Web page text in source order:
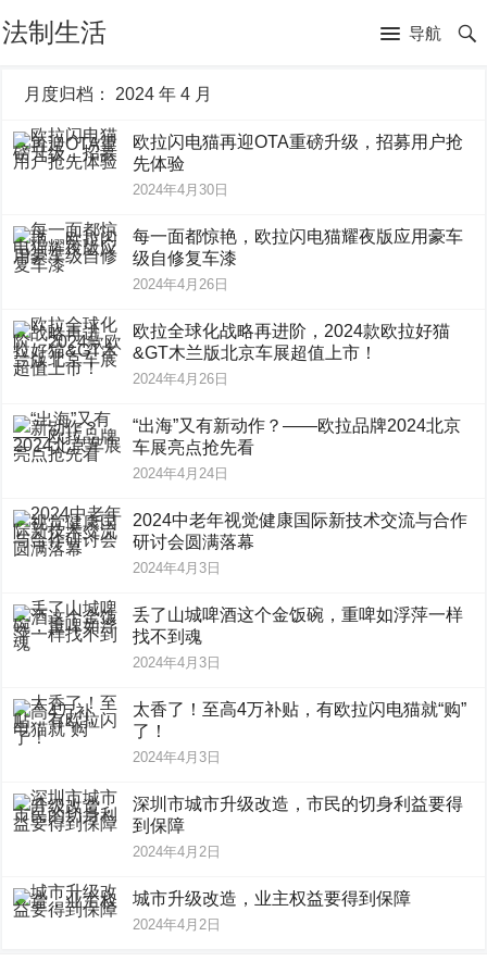
法制生活 导航
月度归档： 2024 年 4 月
欧拉闪电猫再迎OTA重磅升级，招募用户抢
先体验
2024年4月30日
每一面都惊艳，欧拉闪电猫耀夜版应用豪车
级自修复车漆
2024年4月26日
欧拉全球化战略再进阶，2024款欧拉好猫
&GT木兰版北京车展超值上市！
2024年4月26日
“出海”又有新动作？——欧拉品牌2024北京
车展亮点抢先看
2024年4月24日
2024中老年视觉健康国际新技术交流与合作
研讨会圆满落幕
2024年4月3日
丢了山城啤酒这个金饭碗，重啤如浮萍一样
找不到魂
2024年4月3日
太香了！至高4万补贴，有欧拉闪电猫就“购”
了！
2024年4月3日
深圳市城市升级改造，市民的切身利益要得
到保障
2024年4月2日
城市升级改造，业主权益要得到保障
2024年4月2日